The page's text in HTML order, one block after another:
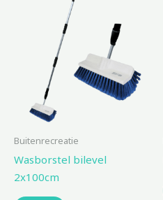
Buitenrecreatie
Wasborstel bilevel
2x100cm